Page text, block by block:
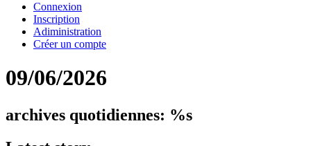
Connexion
Inscription
Adiministration
Créer un compte
09/06/2026
archives quotidiennes: %s